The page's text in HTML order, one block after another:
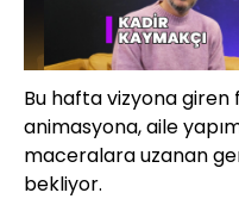
Bu hafta vizyona
animasyona, aile
maceralara uzanan
bekliyor.